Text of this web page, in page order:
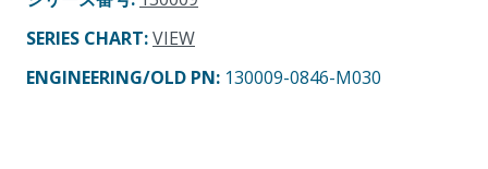
SERIES CHART:VIEW
ENGINEERING/OLD PN: 130009-0846-M030